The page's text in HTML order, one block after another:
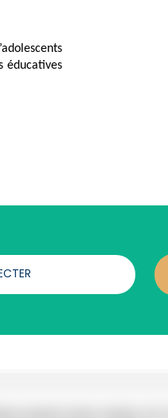
éducatives